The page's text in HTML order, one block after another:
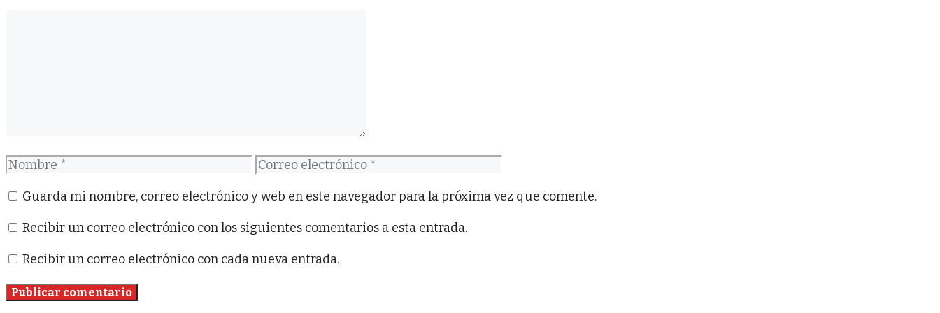
Nombre
Correo
Guarda mi nombre, correo electrónico y web en este navegador para la próxima vez que comente.
Recibir un correo electrónico con los siguientes comentarios a esta entrada.
Recibir un correo electrónico con cada nueva entrada.